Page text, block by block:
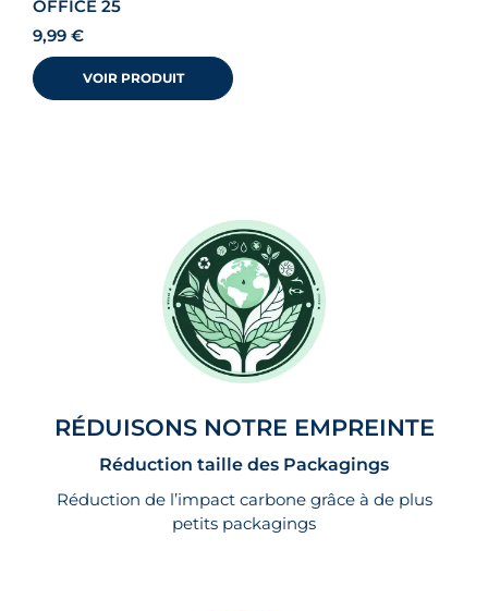
OFFICE 25
9,99 €
VOIR PRODUIT
RÉDUISONS NOTRE EMPREINTE
Réduction taille des Packagings
Réduction de l’impact carbone grâce à de plus
petits packagings